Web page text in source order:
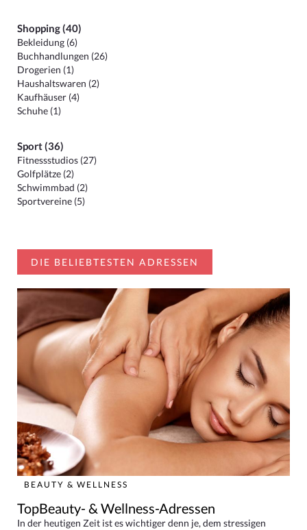
Shopping (40)
Bekleidung (6)
Buchhandlungen (26)
Drogerien (1)
Haushaltswaren (2)
Kaufhäuser (4)
Schuhe (1)
Sport (36)
Fitnessstudios (27)
Golfplätze (2)
Schwimmbad (2)
Sportvereine (5)
DIE BELIEBTESTEN ADRESSEN
BEAUTY & WELLNESS
TopBeauty- & Wellness-Adressen
In der heutigen Zeit ist es wichtiger denn je, dem stressigen